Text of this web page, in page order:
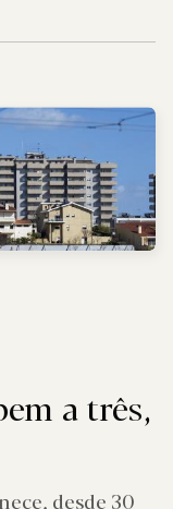
a três,
desde 30